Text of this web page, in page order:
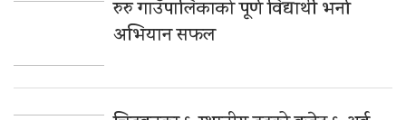
रुरु गाउँपालिकाको पूर्ण विद्यार्थी भर्ना
अभियान सफल